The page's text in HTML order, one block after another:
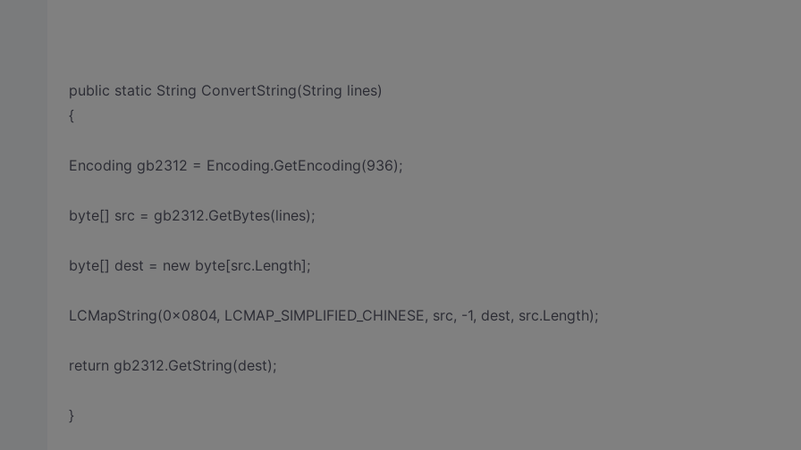
public static String ConvertString(String lines)
{
Encoding gb2312 = Encoding.GetEncoding(936);
byte[] src = gb2312.GetBytes(lines);
byte[] dest = new byte[src.Length];
LCMapString(0x0804, LCMAP_SIMPLIFIED_CHINESE, src, -1, dest, src.Length);
return gb2312.GetString(dest);
}